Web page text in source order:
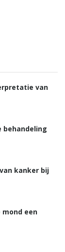
van
behandeling
kanker bij
een